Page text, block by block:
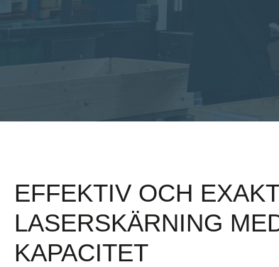
EFFEKTIV OCH EXAKT
LASERSKÄRNING
KAPACITET